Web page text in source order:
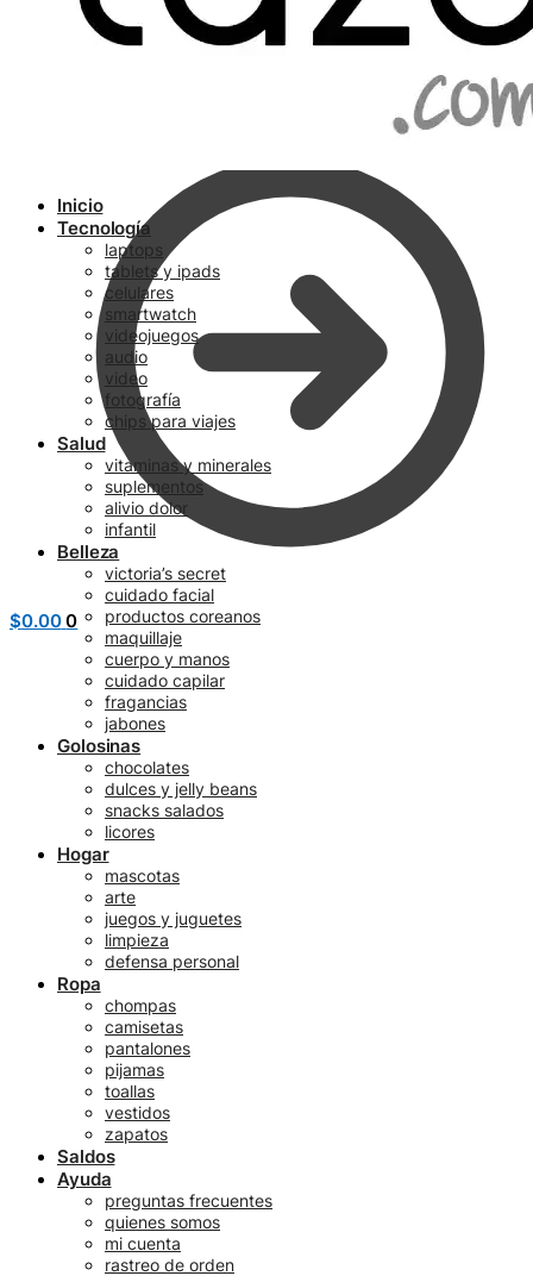
$0.00 0
Inicio
Tecnología
laptops
tablets y ipads
celulares
smartwatch
videojuegos
audio
video
fotografía
chips para viajes
Salud
vitaminas y minerales
suplementos
alivio dolor
infantil
Belleza
victoria’s secret
cuidado facial
productos coreanos
maquillaje
cuerpo y manos
cuidado capilar
fragancias
jabones
Golosinas
chocolates
dulces y jelly beans
snacks salados
licores
Hogar
mascotas
arte
juegos y juguetes
limpieza
defensa personal
Ropa
chompas
camisetas
pantalones
pijamas
toallas
vestidos
zapatos
Saldos
Ayuda
preguntas frecuentes
quienes somos
mi cuenta
rastreo de orden